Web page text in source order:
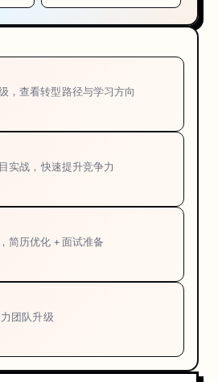
，查看转型路径与学习方向
实战，快速提升竞争力
简历优化 + 面试准备
团队升级